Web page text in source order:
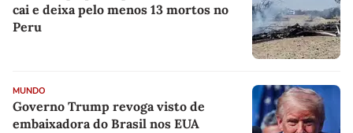
cai e deixa pelo menos 13 mortos no
Peru
MUNDO
Governo Trump revoga visto de
embaixadora do Brasil nos EUA